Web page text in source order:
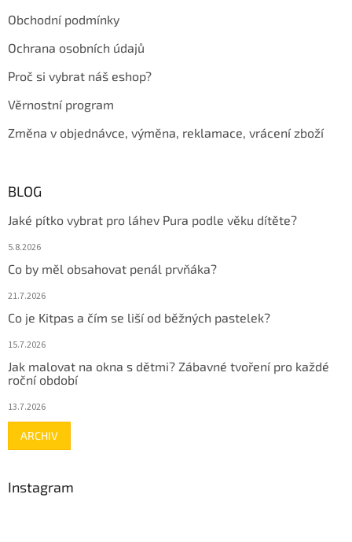
s
Obchodní podmínky
Ochrana osobních údajů
Proč si vybrat náš eshop?
Věrnostní program
Změna v objednávce, výměna, reklamace, vrácení zboží
BLOG
Jaké pítko vybrat pro láhev Pura podle věku dítěte?
5.8.2026
Co by měl obsahovat penál prvňáka?
21.7.2026
Co je Kitpas a čím se liší od běžných pastelek?
15.7.2026
Jak malovat na okna s dětmi? Zábavné tvoření pro každé
roční období
13.7.2026
ARCHIV
Instagram